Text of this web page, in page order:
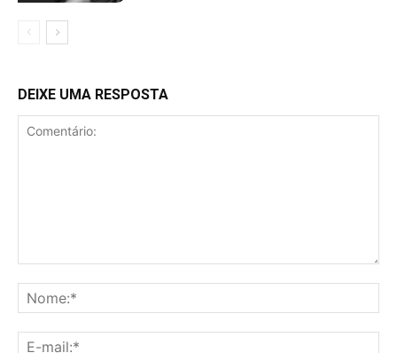
DEIXE UMA RESPOSTA